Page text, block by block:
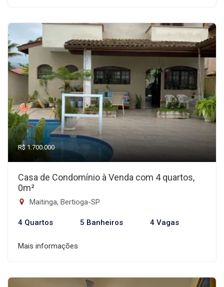
R$ 1.700.000
Casa de Condomínio à Venda com 4 quartos,
0m²
Maitinga, Bertioga-SP
4 Quartos 5 Banheiros 4 Vagas
Mais informações